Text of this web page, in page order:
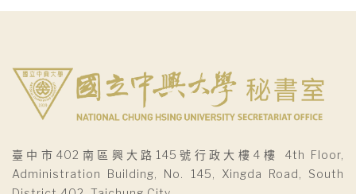
臺中市402南區興大路145號行政大樓4樓 4th Floor,
Administration Building, No. 145, Xingda Road, South